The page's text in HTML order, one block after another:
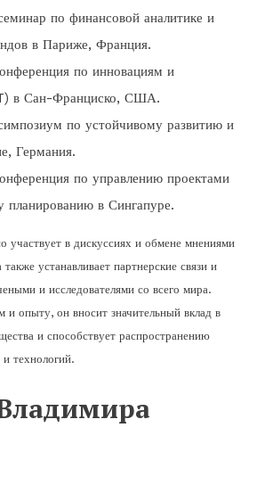
по финансовой аналитике и
в Париже, Франция.
по инновациям и
в Сан-Франциско, США.
по устойчивому развитию и
Германия.
по управлению проектами
планированию в Сингапуре.
участвует в дискуссиях и обмене мнениями
устанавливает партнерские связи и
и исследователями со всего мира.
и опыту, он вносит значительный вклад в
и способствует распространению
технологий.